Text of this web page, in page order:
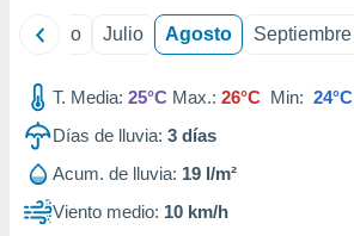
Junio Julio Agosto Septiembre
T. Media: 25°C Max.: 26°C Min: 24°C
Días de lluvia: 3 días
Acum. de lluvia: 19 l/m²
Viento medio: 10 km/h